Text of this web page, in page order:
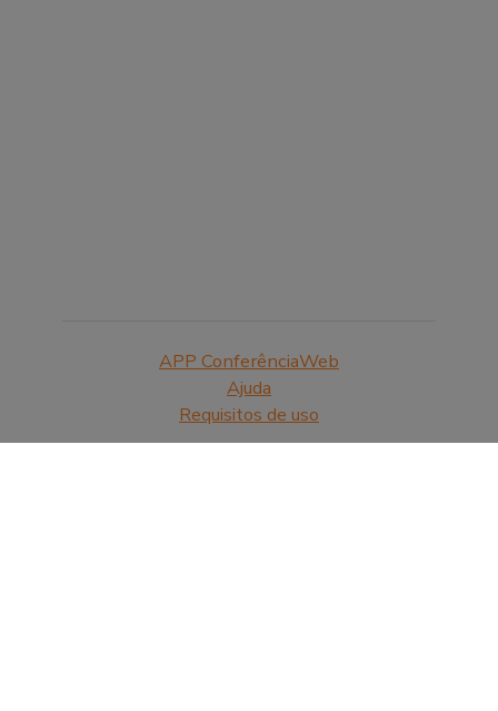
APP ConferênciaWeb
Ajuda
Requisitos de uso